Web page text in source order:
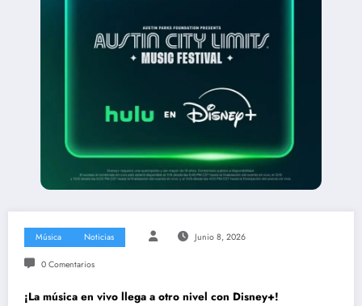
Música Noticias Junio 8, 2026
0 Comentarios
¡La música en vivo llega a otro nivel con Disney+!